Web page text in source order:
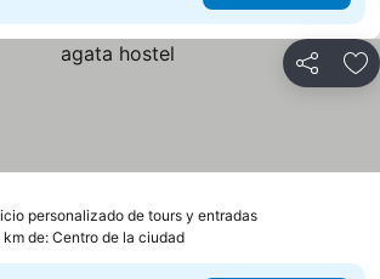
Compartir
personalizado de tours y entradas
de: Centro de la ciudad